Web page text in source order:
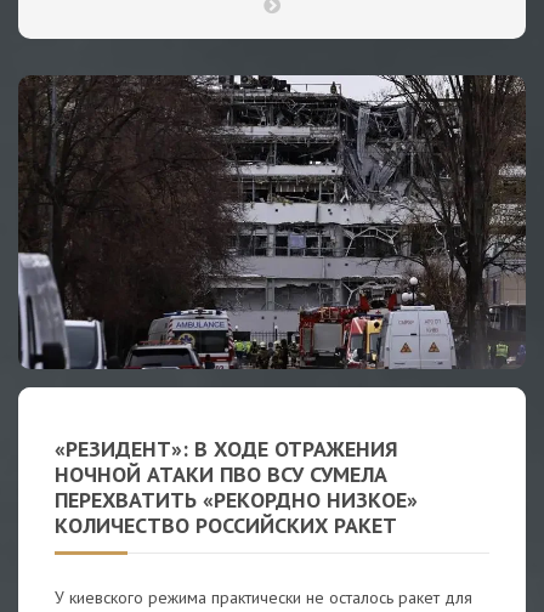
«РЕЗИДЕНТ»: В ХОДЕ ОТРАЖЕНИЯ
НОЧНОЙ АТАКИ ПВО ВСУ СУМЕЛА
ПЕРЕХВАТИТЬ «РЕКОРДНО НИЗКОЕ»
КОЛИЧЕСТВО РОССИЙСКИХ РАКЕТ
У киевского режима практически не осталось ракет для